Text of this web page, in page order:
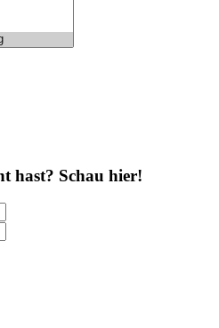
hast? Schau hier!